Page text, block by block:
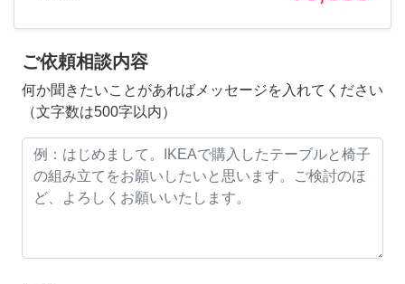
ご依頼相談内容
何か聞きたいことがあればメッセージを入れてください
（文字数は500字以内）